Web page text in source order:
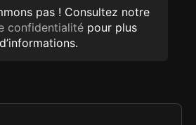
pas ! Consultez notre
confidentialitépour plus
d’informations.